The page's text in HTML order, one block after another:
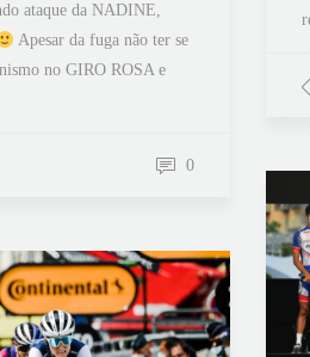
ataque da NADINE,
Apesar da fuga não ter se
no GIRO ROSA e
0